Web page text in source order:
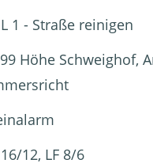
1 - Straße reinigen
Höhe Schweighof,
12, LF 8/6